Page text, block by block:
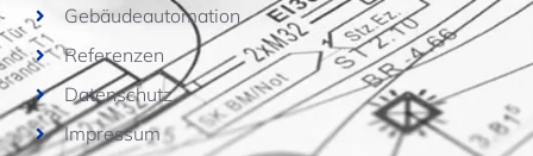
Gebäudeautomation
Referenzen
Datenschutz
Impressum